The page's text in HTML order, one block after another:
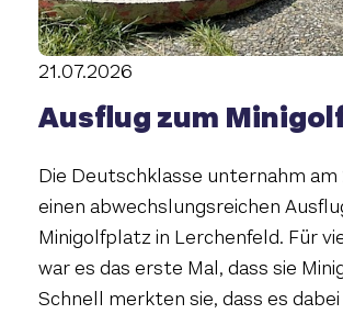
21.07.2026
Ausflug zum
Die Deutschklasse unternahm am
einen abwechslungsreichen
Minigolfplatz in Lerchenfeld. Für
war es das erste Mal, dass sie
Schnell merkten sie, dass es